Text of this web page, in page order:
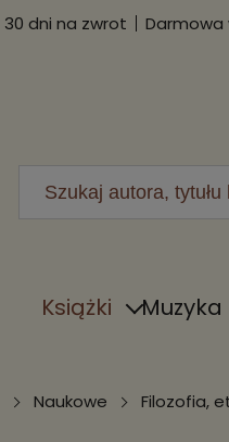
30 dni na zwrot Darmowa
Książki Muzyka
Naukowe Filozofia,